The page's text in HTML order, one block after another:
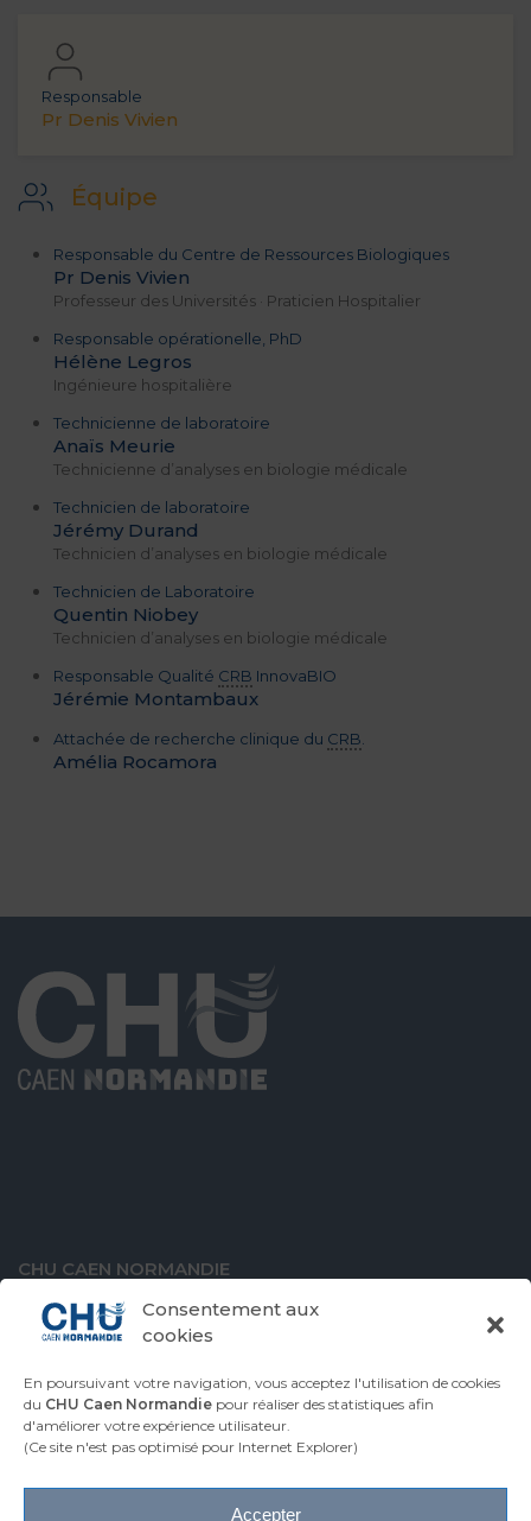
Consentement aux
cookies
En poursuivant votre navigation, vous acceptez l'utilisation de cookies
du CHU Caen Normandie pour réaliser des statistiques afin
d'améliorer votre expérience utilisateur.
(Ce site n'est pas optimisé pour Internet Explorer)
Accepter
Responsable
Pr Denis Vivien
Équipe
Responsable du Centre de Ressources Biologiques
Pr Denis Vivien
Professeur des Universités · Praticien Hospitalier
Responsable opérationelle, PhD
Hélène Legros
Ingénieure hospitalière
Technicienne de laboratoire
Anaïs Meurie
Technicienne d’analyses en biologie médicale
Technicien de laboratoire
Jérémy Durand
Technicien d’analyses en biologie médicale
Technicien de Laboratoire
Quentin Niobey
Technicien d’analyses en biologie médicale
Responsable Qualité CRB InnovaBIO
Jérémie Montambaux
Attachée de recherche clinique du CRB
Amélia Rocamora
CHU CAEN NORMANDIE
14000 Caen
VENIR AU CHU
ESPACE PRESSE